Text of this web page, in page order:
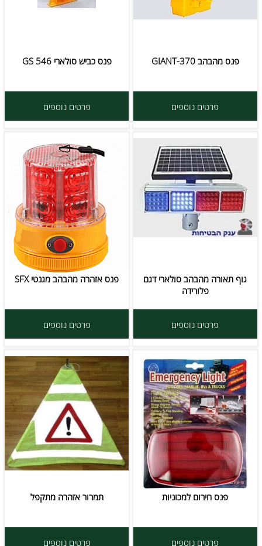
פנס מהבהב GIANT-370
פרטים נוספים
פנס כביש סולארי GS 546
פרטים נוספים
גוף תאורה מהבהב סולארי דגם
פלורידה
פרטים נוספים
פנס אזהרה מהבהב מגנטי SFX
פרטים נוספים
פנס חירום למכוניות
פרטים נוספים
תמרור אזהרה מתקפל
פרטים נוספים